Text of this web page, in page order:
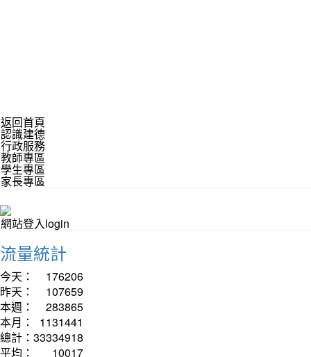
返回首頁
認識建德
行政服務
教師專區
學生專區
家長專區
網站登入login
流量統計
今天：
176206
昨天：
107659
本週：
283865
本月：
1131441
總計： 33334918
平均：
10017